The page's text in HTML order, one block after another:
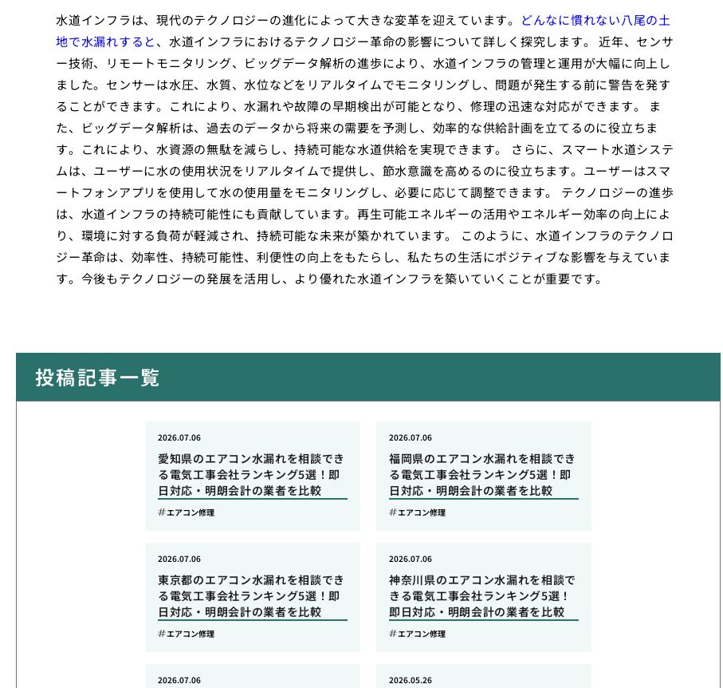
水道インフラは、現代のテクノロジーの進化によって大きな変革を迎えています。 どんなに慣れない八尾の土
地で水漏れすると、水道インフラにおけるテクノロジー革命の影響について詳しく探究します。 近年、センサ
ー技術、リモートモニタリング、ビッグデータ解析の進歩により、水道インフラの管理と運用が大幅に向上し
ました。センサーは水圧、水質、水位などをリアルタイムでモニタリングし、問題が発生する前に警告を発す
ることができます。これにより、水漏れや故障の早期検出が可能となり、修理の迅速な対応ができます。 ま
た、ビッグデータ解析は、過去のデータから将来の需要を予測し、効率的な供給計画を立てるのに役立ちま
す。これにより、水資源の無駄を減らし、持続可能な水道供給を実現できます。 さらに、スマート水道システ
ムは、ユーザーに水の使用状況をリアルタイムで提供し、節水意識を高めるのに役立ちます。ユーザーはスマ
ートフォンアプリを使用して水の使用量をモニタリングし、必要に応じて調整できます。 テクノロジーの進歩
は、水道インフラの持続可能性にも貢献しています。再生可能エネルギーの活用やエネルギー効率の向上によ
り、環境に対する負荷が軽減され、持続可能な未来が築かれています。 このように、水道インフラのテクノロ
ジー革命は、効率性、持続可能性、利便性の向上をもたらし、私たちの生活にポジティブな影響を与えていま
す。今後もテクノロジーの発展を活用し、より優れた水道インフラを築いていくことが重要です。
投稿記事一覧
愛知県のエアコン水漏れを相談でき
る電気工事会社ランキング5選！即
日対応・明朗会計の業者を比較
2026.07.06
エアコン修理
福岡県のエアコン水漏れを相談でき
る電気工事会社ランキング5選！即
日対応・明朗会計の業者を比較
2026.07.06
エアコン修理
東京都のエアコン水漏れを相談でき
る電気工事会社ランキング5選！即
日対応・明朗会計の業者を比較
2026.07.06
エアコン修理
神奈川県のエアコン水漏れを相談で
きる電気工事会社ランキング5選！
即日対応・明朗会計の業者を比較
2026.07.06
エアコン修理
2026.07.06 2026.05.26